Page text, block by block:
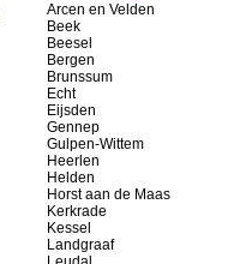
Arcen en Velden
Beek
Beesel
Bergen
Brunssum
Echt
Eijsden
Gennep
Gulpen-Wittem
Heerlen
Helden
Horst aan de Maas
Kerkrade
Kessel
Landgraaf